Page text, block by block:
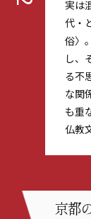
実は
代・
俗〉
し、
る不
な関
も重
仏教
京都